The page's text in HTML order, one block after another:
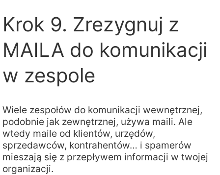
Krok 9. Zrezygnuj z
MAILA do komunikacji
w zespole
Wiele zespołów do komunikacji wewnętrznej,
podobnie jak zewnętrznej, używa maili. Ale
wtedy maile od klientów, urzędów,
sprzedawców, kontrahentów… i spamerów
mieszają się z przepływem informacji w twojej
organizacji.